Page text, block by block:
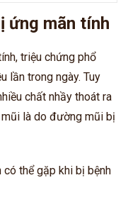
ứng mãn tính
triệu chứng phổ
lần trong ngày. Tuy
chất nhầy thoát ra
là do đường mũi bị
có thể gặp khi bị bệnh